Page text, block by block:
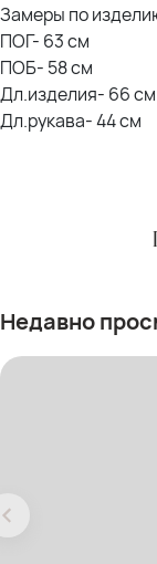
Замеры по
ПОГ- 63 см
ПОБ- 58 см
Дл.изделия- 66 см
Дл.рукава- 44 см
Недавно